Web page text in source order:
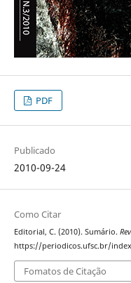
PDF
Publicado
2010-09-24
Como Citar
Editorial, C. (2010). Sumário.
https://periodicos.ufsc.br/
Fomatos de Citação